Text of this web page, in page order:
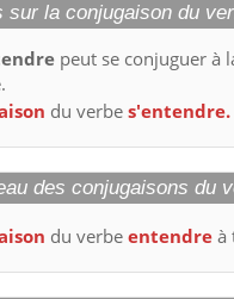
sur la conjugaison du
peut se conjuguer à
du verbes'entendre.
des conjugaisons du
du verbeentendreà